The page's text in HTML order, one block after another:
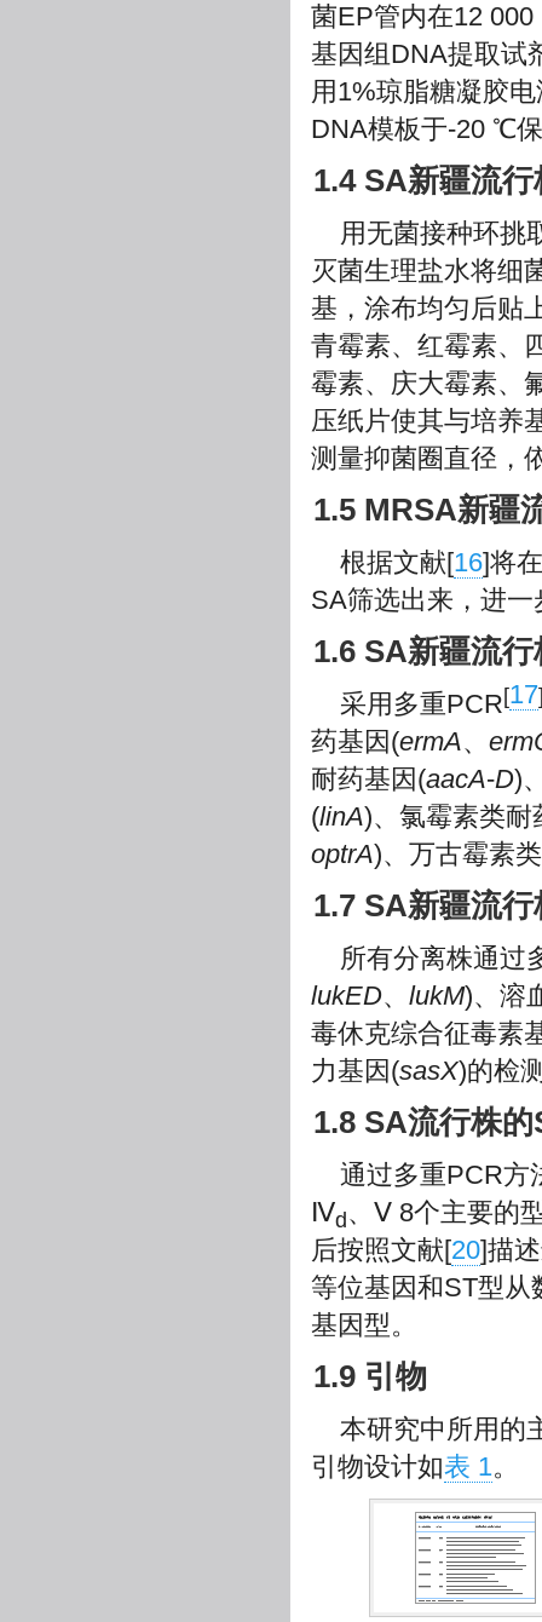
菌EP管内在12 000
基因组DNA提取试
用1%琼脂糖凝胶
DNA模板于-20 ℃
1.4 SA新疆流
用无菌接种环挑
灭菌生理盐水将细
基，涂布均匀后贴
青霉素、红霉素、
霉素、庆大霉素、
压纸片使其与培养
测量抑菌圈直径，
1.5 MRSA新疆
根据文献[16]将
SA筛选出来，进
1.6 SA新疆流
采用多重PCR[17
药基因(ermA、
耐药基因(aacA-D)
(linA)、氯霉素类耐
optrA)、万古霉素
1.7 SA新疆流
所有分离株通过
lukED、 lukM)、溶
毒休克综合征毒素
力基因(sasX)的检
1.8 SA流行株的
通过多重PCR方
Ⅳd、Ⅴ 8个主要的
后按照文献[20]描
等位基因和ST型从
基因型。
1.9 引物
本研究中所用的
引物设计如表 1。